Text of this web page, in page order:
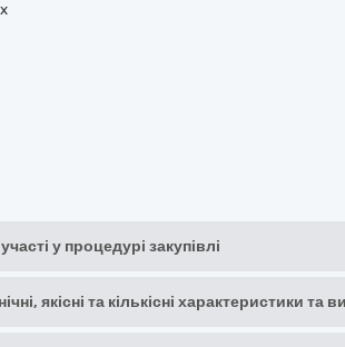
у процедурі закупівлі
якісні та кількісні характеристики та